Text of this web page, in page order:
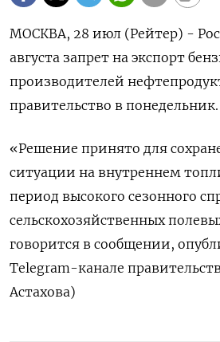
МОСКВА, 28 июл (Рейтер) -
августа запрет на экспорт
производителей
правительство в понедельник.
«Решение принято для
ситуации на внутреннем
период высокого сезонного
сельскохозяйственных
говорится в сообщении,
Telegram-канале
Астахова)